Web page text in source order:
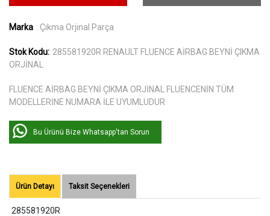
Marka : Çıkma Orjinal Parça
Stok Kodu: 285581920R RENAULT FLUENCE AİRBAG BEYNİ ÇIKMA
ORJİNAL
FLUENCE AİRBAG BEYNİ ÇIKMA ORJİNAL FLUENCENİN TÜM
MODELLERİNE NUMARA İLE UYUMLUDUR
Bu Ürünü Bize Whatsapp'tan Sorun
Ürün Detayı Taksit Seçenekleri
285581920R